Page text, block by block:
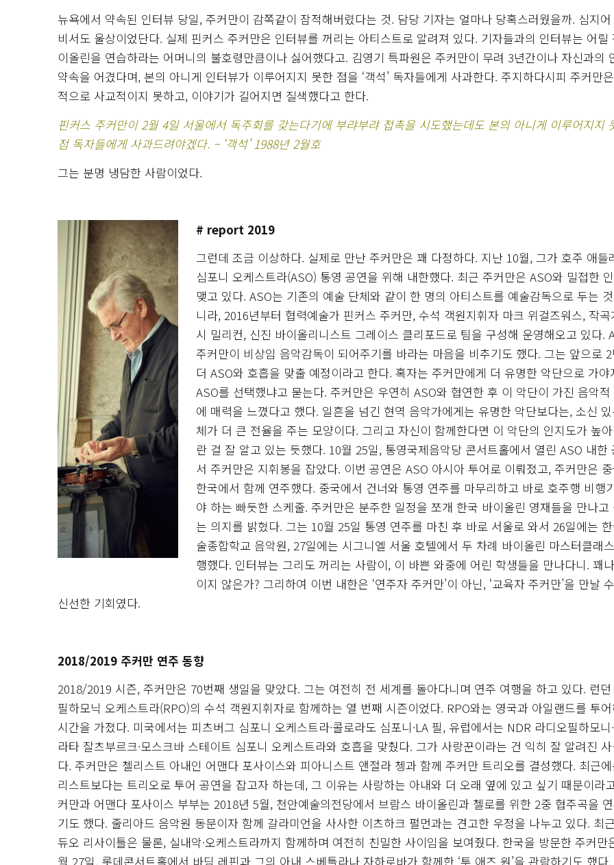
뉴욕에서 약속된 인터뷰 당일, 주커만이 감쪽같이 잠적해버렸다는 것. 담당 기자는 얼마나 당혹스러웠을까. 심지어
비서도 울상이었단다. 실제 핀커스 주커만은 인터뷰를 꺼리는 아티스트로 알려져 있다. 기자들과의 인터뷰는 어릴
이올린을 연습하라는 어머니의 불호령만큼이나 싫어했다고. 김영기 특파원은 주커만이 무려 3년간이나 자신과의
약속을 어겼다며, 본의 아니게 인터뷰가 이루어지지 못한 점을 ‘객석’ 독자들에게 사과한다. 주지하다시피 주커만
적으로 사교적이지 못하고, 이야기가 길어지면 질색했다고 한다.
핀커스 주커만이 2월 4일 서울에서 독주회를 갖는다기에 부랴부랴 접촉을 시도했는데도 본의 아니게 이루어지지
점 독자들에게 사과드려야겠다. – ‘객석’ 1988년 2월호
그는 분명 냉담한 사람이었다.
# report 2019
그런데 조금 이상하다. 실제로 만난 주커만은 꽤 다정하다. 지난 10월, 그가 호주 애들
심포니 오케스트라(ASO) 통영 공연을 위해 내한했다. 최근 주커만은 ASO와 밀접한
맺고 있다. ASO는 기존의 예술 단체와 같이 한 명의 아티스트를 예술감독으로 두는
니라, 2016년부터 협력예술가 핀커스 주커만, 수석 객원지휘자 마크 위걸즈워스, 작곡
시 밀리컨, 신진 바이올리니스트 그레이스 클리포드로 팀을 구성해 운영해오고 있다.
주커만이 비상임 음악감독이 되어주기를 바라는 마음을 비추기도 했다. 그는 앞으로
더 ASO와 호흡을 맞출 예정이라고 한다. 혹자는 주커만에게 더 유명한 악단으로 가야
ASO를 선택했냐고 묻는다. 주커만은 우연히 ASO와 협연한 후 이 악단이 가진 음악적
에 매력을 느꼈다고 했다. 일흔을 넘긴 현역 음악가에게는 유명한 악단보다는, 소신
체가 더 큰 전율을 주는 모양이다. 그리고 자신이 함께한다면 이 악단의 인지도가 높
란 걸 잘 알고 있는 듯했다. 10월 25일, 통영국제음악당 콘서트홀에서 열린 ASO 내한
서 주커만은 지휘봉을 잡았다. 이번 공연은 ASO 아시아 투어로 이뤄졌고, 주커만은
한국에서 함께 연주했다. 중국에서 건너와 통영 연주를 마무리하고 바로 호주행 비행
야 하는 빠듯한 스케줄. 주커만은 분주한 일정을 쪼개 한국 바이올린 영재들을 만나고
는 의지를 밝혔다. 그는 10월 25일 통영 연주를 마친 후 바로 서울로 와서 26일에는
술종합학교 음악원, 27일에는 시그니엘 서울 호텔에서 두 차례 바이올린 마스터클래
행했다. 인터뷰는 그리도 꺼리는 사람이, 이 바쁜 와중에 어린 학생들을 만나다니. 꽤
이지 않은가? 그리하여 이번 내한은 ‘연주자 주커만’이 아닌, ‘교육자 주커만’을 만날
신선한 기회였다.
2018/2019 주커만 연주 동향
2018/2019 시즌, 주커만은 70번째 생일을 맞았다. 그는 여전히 전 세계를 돌아다니며 연주 여행을 하고 있다. 런던
필하모닉 오케스트라(RPO)의 수석 객원지휘자로 함께하는 열 번째 시즌이었다. RPO와는 영국과 아일랜드를 투
시간을 가졌다. 미국에서는 피츠버그 심포니 오케스트라·콜로라도 심포니·LA 필, 유럽에서는 NDR 라디오필하모니
라타 잘츠부르크·모스크바 스테이트 심포니 오케스트라와 호흡을 맞췄다. 그가 사랑꾼이라는 건 익히 잘 알려진 사
다. 주커만은 첼리스트 아내인 어맨다 포사이스와 피아니스트 앤절라 쳉과 함께 주커만 트리오를 결성했다. 최근
리스트보다는 트리오로 투어 공연을 잡고자 하는데, 그 이유는 사랑하는 아내와 더 오래 옆에 있고 싶기 때문이라
커만과 어맨다 포사이스 부부는 2018년 5월, 천안예술의전당에서 브람스 바이올린과 첼로를 위한 2중 협주곡을
기도 했다. 줄리아드 음악원 동문이자 함께 갈라미언을 사사한 이츠하크 펄먼과는 견고한 우정을 나누고 있다. 최
듀오 리사이틀은 물론, 실내악·오케스트라까지 함께하며 여전히 친밀한 사이임을 보여줬다. 한국을 방문한 주커만
월 27일, 롯데콘서트홀에서 바딤 레핀과 그의 아내 스베틀라나 자하로바가 함께한 ‘투 애즈 원’을 관람하기도 했다.